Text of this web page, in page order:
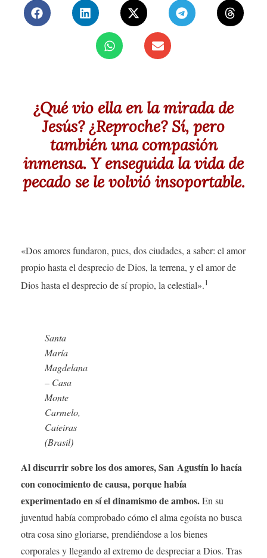
¿Qué vio ella en la mirada de
Jesús? ¿Reproche? Sí, pero
también una compasión
inmensa. Y enseguida la vida de
pecado se le volvió insoportable.
«Dos amores fundaron, pues, dos ciudades, a saber: el amor
propio hasta el desprecio de Dios, la terrena, y el amor de
Dios hasta el desprecio de sí propio, la celestial».1
Santa
María
Magdelana
– Casa
Monte
Carmelo,
Caieiras
(Brasil)
Al discurrir sobre los dos amores, San Agustín lo hacía
con conocimiento de causa, porque había
experimentado en sí el dinamismo de ambos.En su
juventud había comprobado cómo el alma egoísta no busca
otra cosa sino gloriarse, prendiéndose a los bienes
corporales y llegando al extremo de despreciar a Dios. Tras